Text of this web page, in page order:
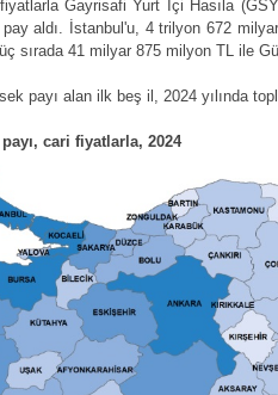
Gayrisafi Yurt İçi Hasıla
aldı. İstanbul'u, 4 trilyon 672
sırada 41 milyar 875 milyon TL ile
payı alan ilk beş il, 2024 yılında
payı, cari fiyatlarla, 2024